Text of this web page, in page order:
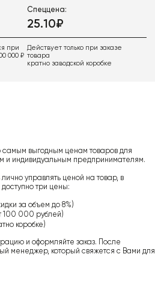
при
000 ₽
Спеццена:
25.10₽
Действует только при заказе
товара
кратно заводской коробке
самым выгодным ценам товаров для
и индивидуальным предпринимателям.
управлять ценой на товар, в
три цены:
за объем до 8%)
100 000 рублей)
коробке)
и оформляйте заказ. После
менеджер, который свяжется с Вами для